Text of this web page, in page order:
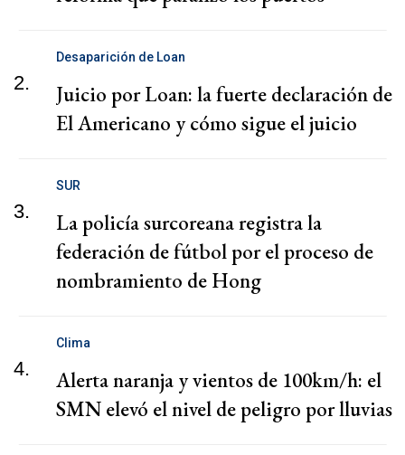
2.
Desaparición de Loan
Juicio por Loan: la fuerte declaración de
El Americano y cómo sigue el juicio
3.
SUR
La policía surcoreana registra la
federación de fútbol por el proceso de
nombramiento de Hong
4.
Clima
Alerta naranja y vientos de 100km/h: el
SMN elevó el nivel de peligro por lluvias